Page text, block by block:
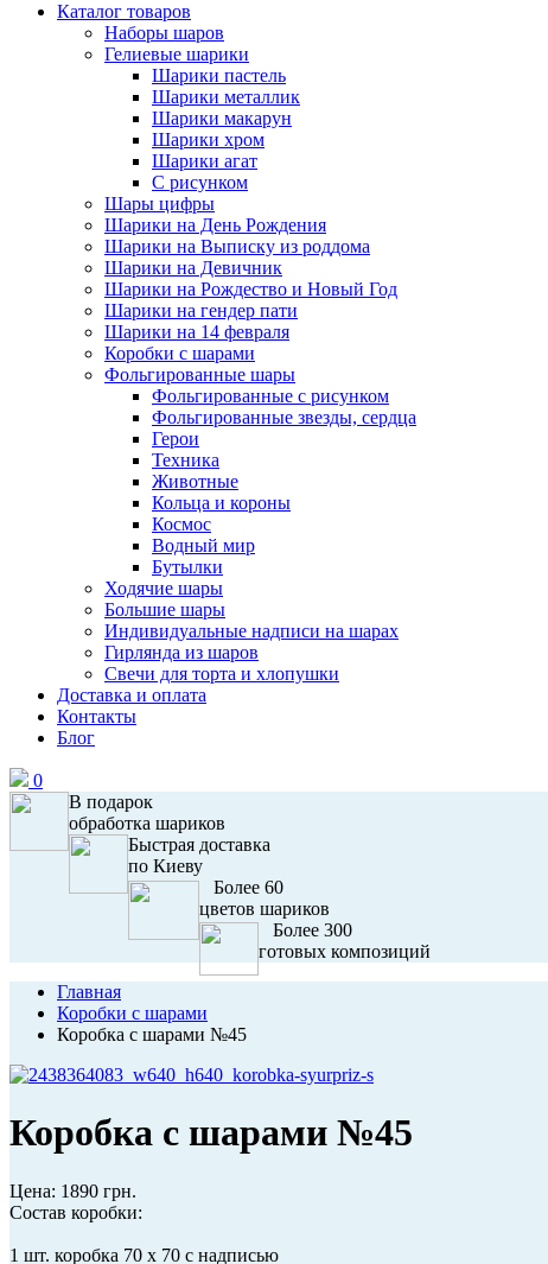
Каталог товаров
Наборы шаров
Гелиевые шарики
Шарики пастель
Шарики металлик
Шарики макарун
Шарики хром
Шарики агат
С рисунком
Шары цифры
Шарики на День Рождения
Шарики на Выписку из роддома
Шарики на Девичник
Шарики на Рождество и Новый Год
Шарики на гендер пати
Шарики на 14 февраля
Коробки с шарами
Фольгированные шары
Фольгированные с рисунком
Фольгированные звезды, сердца
Герои
Техника
Животные
Кольца и короны
Космос
Водный мир
Бутылки
Ходячие шары
Большие шары
Индивидуальные надписи на шарах
Гирлянда из шаров
Свечи для торта и хлопушки
Доставка и оплата
Контакты
Блог
0
В подарок
обработка шариков
Быстрая доставка
по Киеву
Более 60
цветов шариков
Более 300
готовых композиций
Главная
Коробки с шарами
Коробка с шарами №45
Коробка с шарами №45
Цена: 1890 грн.
Состав коробки:
1 шт. коробка 70 х 70 с надписью